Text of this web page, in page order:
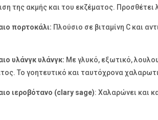
της ακμής και του εκζέματος.
πορτοκάλι: Πλούσιο σε βιταμίνη C και
υλάνγκ υλάνγκ: Με γλυκό, εξωτικό,
Το γοητευτικό και ταυτόχρονα
ιεροβότανο (clary sage): Χαλαρώνει και